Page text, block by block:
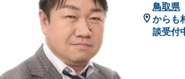
鳥取県
からも
談受付